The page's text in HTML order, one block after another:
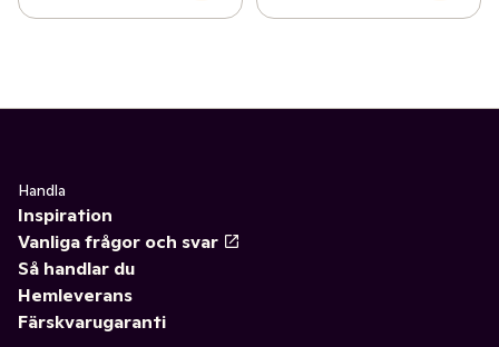
Handla
Inspiration
Vanliga frågor och svar
Så handlar du
Hemleverans
Färskvarugaranti